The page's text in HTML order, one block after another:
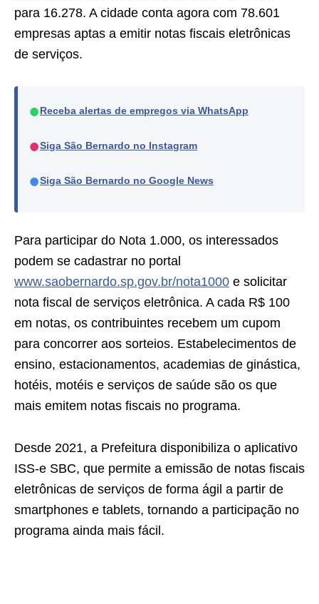
para 16.278. A cidade conta agora com 78.601
empresas aptas a emitir notas fiscais eletrônicas
de serviços.
● Receba alertas de empregos via WhatsApp
●Siga São Bernardo no Instagram
●Siga São Bernardo no Google News
Para participar do Nota 1.000, os interessados
podem se cadastrar no portal
www.saobernardo.sp.gov.br/nota1000 e solicitar
nota fiscal de serviços eletrônica. A cada R$ 100
em notas, os contribuintes recebem um cupom
para concorrer aos sorteios. Estabelecimentos de
ensino, estacionamentos, academias de ginástica,
hotéis, motéis e serviços de saúde são os que
mais emitem notas fiscais no programa.
Desde 2021, a Prefeitura disponibiliza o aplicativo
ISS-e SBC, que permite a emissão de notas fiscais
eletrônicas de serviços de forma ágil a partir de
smartphones e tablets, tornando a participação no
programa ainda mais fácil.